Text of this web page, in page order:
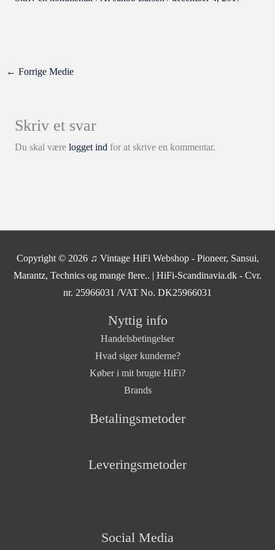
← Forrige Medie
Skriv et svar
Du skal være logget indfor at skrive en kommentar.
Copyright © 2026 ♫ Vintage HiFi Webshop - Pioneer, Sansui,
Marantz, Technics og mange flere.. | HiFi-Scandinavia.dk - Cvr.
nr. 25966031 /VAT No. DK25966031
Nyttig info
Handelsbetingelser
Hvad siger kunderne?
Køber i mit brugte HiFi?
Brands
Betalingsmetoder
Leveringsmetoder
Social Media